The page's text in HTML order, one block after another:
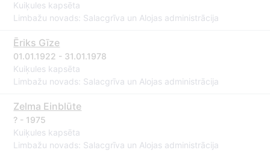
Kuiķules kapsēta
Limbažu novads: Salacgrīva un Alojas administrācija
Ēriks Gīze
01.01.1922 - 31.01.1978
Kuiķules kapsēta
Limbažu novads: Salacgrīva un Alojas administrācija
Zelma Einblūte
? - 1975
Kuiķules kapsēta
Limbažu novads: Salacgrīva un Alojas administrācija